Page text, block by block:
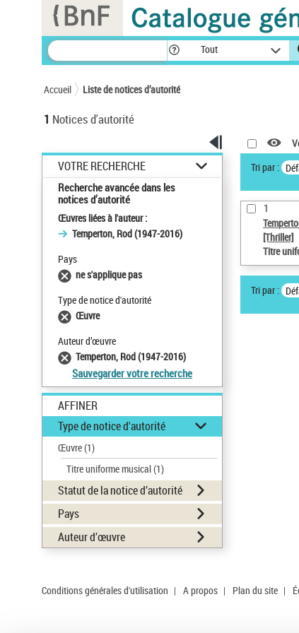
Tout
Accueil Liste de notices d’autorité
1 Notices d'autorité
VOTRE RECHERCHE
Recherche avancée dans les
notices d’autorité
Œuvres liées à l'auteur :
Temperton, Rod (1947-2016)
Pays
ne s'applique pas
Type de notice d'autorité
Œuvre
Auteur d’œuvre
Temperton, Rod (1947-2016)
Sauvegarder votre recherche
AFFINER
Type de notice d'autorité
Œuvre(1)
Titre uniforme musical(1)
Statut de la notice d’autorité
Pays
Auteur d’œuvre
Tri par :
1
[Thriller]
Titre
Tri par :
Conditions générales d'utilisation | A propos | Plan du site |
Panneau de gestion des cookies